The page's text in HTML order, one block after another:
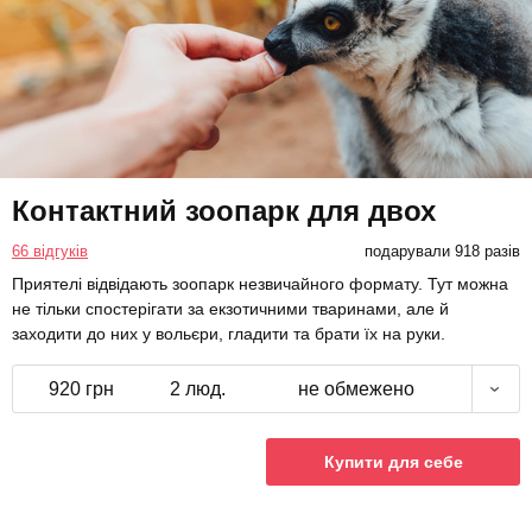
Контактний зоопарк для двох
66 відгуків подарували 918 разів
Приятелі відвідають зоопарк незвичайного формату. Тут можна
не тільки спостерігати за екзотичними тваринами, але й
заходити до них у вольєри, гладити та брати їх на руки.
920 грн 2 люд. не обмежено
Купити для себе